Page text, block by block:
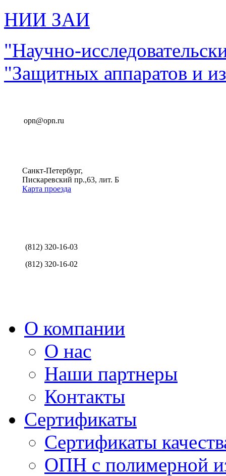
НИИ ЗАИ
"Научно-
"Защитных аппаратов и
opn@opn.ru
Санкт-Петербург,
Пискаревский пр.,63, лит. Б
Карта проезда
(812) 320-16-03
(812) 320-16-02
О компании
О нас
Наши партнеры
Контакты
Сертификаты
Сертификаты
ОПН с полимерной